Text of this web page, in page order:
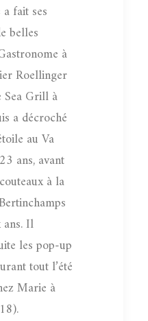
a fait ses
belles
à
Roellinger
Sea Grill à
a décroché
au Va
ans, avant
à la
ans. Il
les pop-up
tout l’été
Marie à